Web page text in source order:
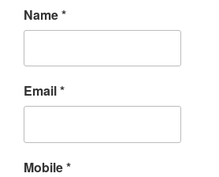
Name*
Email*
Mobile*